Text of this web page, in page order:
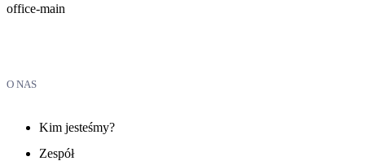
office-main
O NAS
Kim jesteśmy?
Zespół